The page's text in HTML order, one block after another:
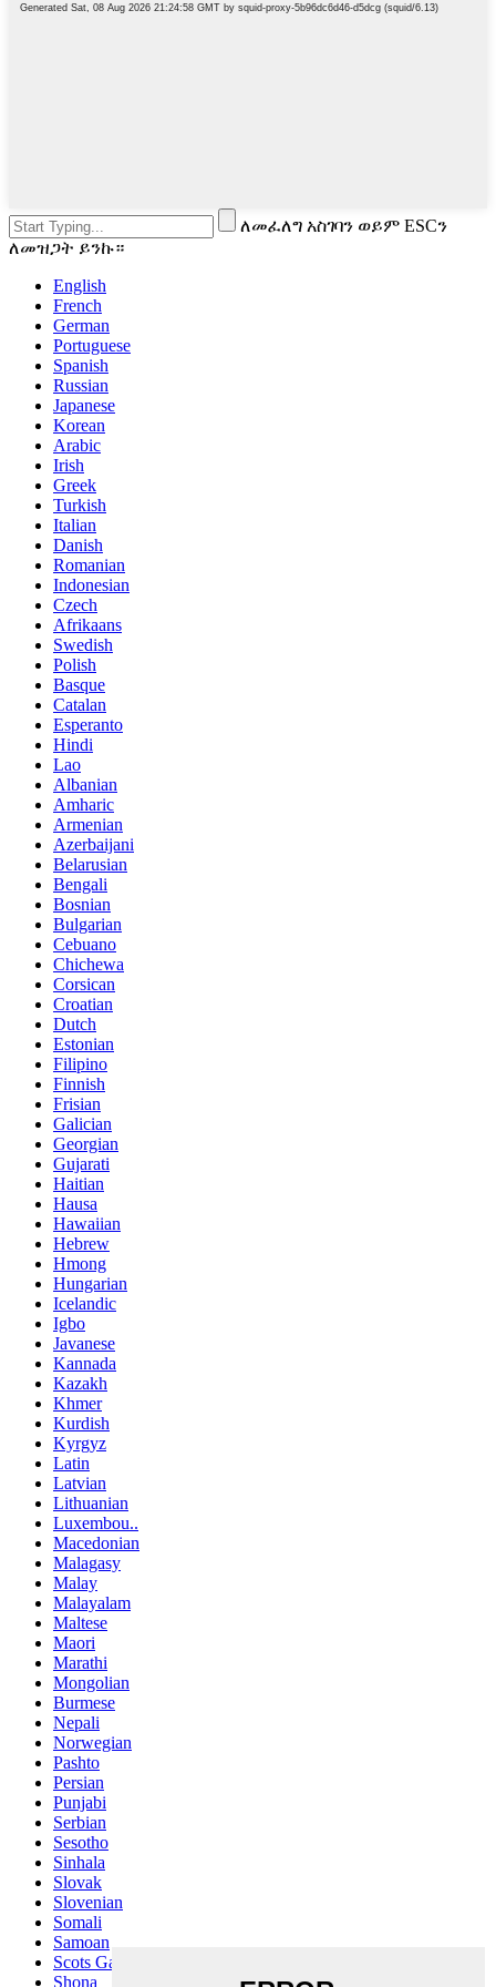
ለመፈለግ አስገባን ወይም ESCን
ለመዝጋት ይንኩ።
English
French
German
Portuguese
Spanish
Russian
Japanese
Korean
Arabic
Irish
Greek
Turkish
Italian
Danish
Romanian
Indonesian
Czech
Afrikaans
Swedish
Polish
Basque
Catalan
Esperanto
Hindi
Lao
Albanian
Amharic
Armenian
Azerbaijani
Belarusian
Bengali
Bosnian
Bulgarian
Cebuano
Chichewa
Corsican
Croatian
Dutch
Estonian
Filipino
Finnish
Frisian
Galician
Georgian
Gujarati
Haitian
Hausa
Hawaiian
Hebrew
Hmong
Hungarian
Icelandic
Igbo
Javanese
Kannada
Kazakh
Khmer
Kurdish
Kyrgyz
Latin
Latvian
Lithuanian
Luxembou..
Macedonian
Malagasy
Malay
Malayalam
Maltese
Maori
Marathi
Mongolian
Burmese
Nepali
Norwegian
Pashto
Persian
Punjabi
Serbian
Sesotho
Sinhala
Slovak
Slovenian
Somali
Samoan
Scots Gaelic
Shona